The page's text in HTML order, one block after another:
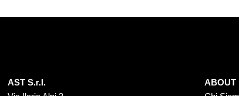
AST S.r.l.
ABOUT